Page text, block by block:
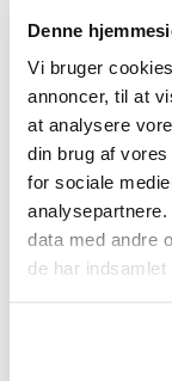
Denne
Vi bruger
annoncer, til at
at analysere
din brug af
for sociale
data med andre
de har
Beskrivelse
10x Gallagher
Stigbøjle-pæle er
med en højde på
velegnede til
i græsmarken